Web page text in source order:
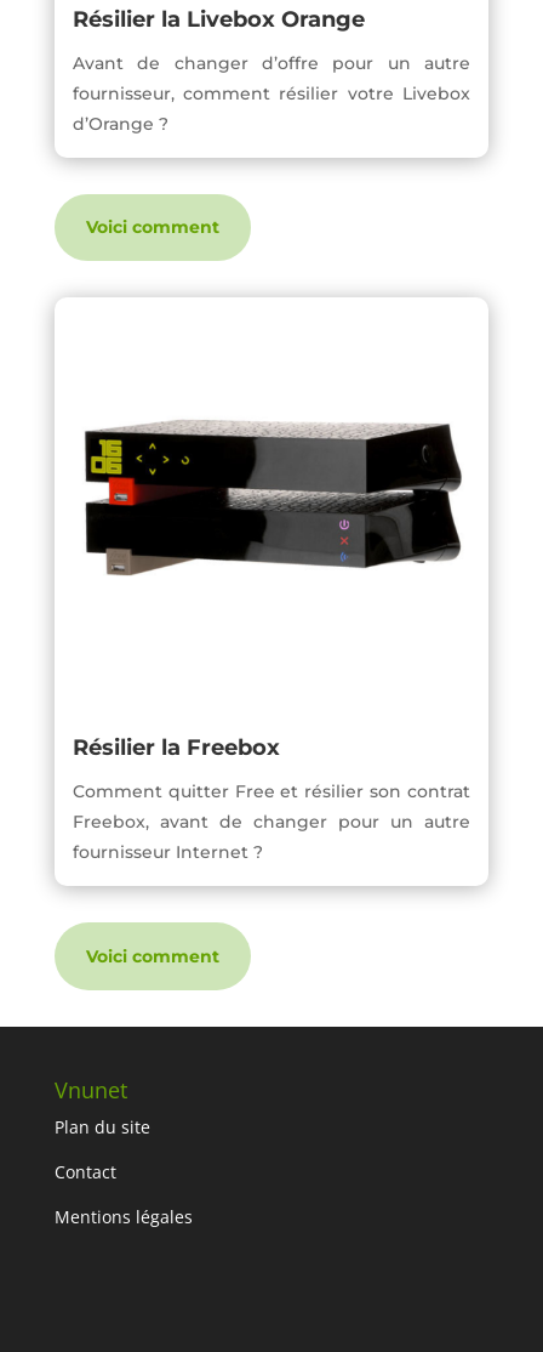
Résilier la Livebox Orange
Avant de changer d’offre pour un autre
fournisseur, comment résilier votre Livebox
d’Orange ?
Voici comment
Résilier la Freebox
Comment quitter Free et résilier son contrat
Freebox, avant de changer pour un autre
fournisseur Internet ?
Voici comment
Vnunet
Plan du site
Contact
Mentions légales